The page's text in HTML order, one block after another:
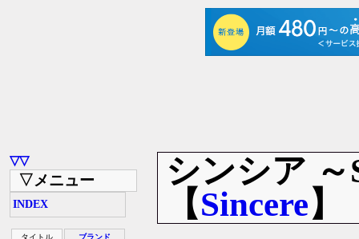
▽▽
▽メニュー
INDEX
タイトル ブランド
シンシア ～
【Sincere】